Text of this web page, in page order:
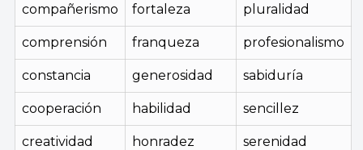
compañerismo fortaleza pluralidad
comprensión franqueza profesionalismo
constancia generosidad sabiduría
cooperación habilidad sencillez
creatividad honradez serenidad